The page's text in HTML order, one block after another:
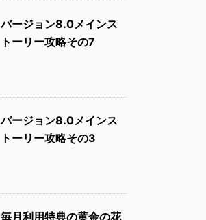
バージョン8.0メインス
トーリー攻略その7
バージョン8.0メインス
トーリー攻略その3
毎月利用特典の黄金の花